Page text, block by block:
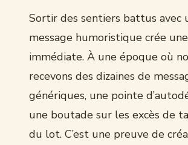
Sortir des sentiers battus avec
message humoristique crée
immédiate. À une époque où
recevons des dizaines de
génériques, une pointe
une boutade sur les excès de
du lot. C’est une preuve de